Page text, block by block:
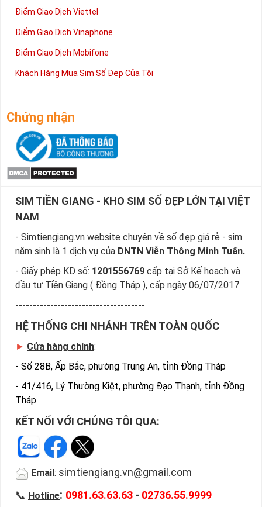
Điểm Giao Dịch Viettel
Điểm Giao Dịch Vinaphone
Điểm Giao Dịch Mobifone
Khách Hàng Mua Sim Số Đẹp Của Tôi
Chứng nhận
SIM TIỀN GIANG - KHO SIM SỐ ĐẸP LỚN TẠI VIỆT
NAM
- Simtiengiang.vn website chuyên về số đẹp giá rẻ - sim
năm sinh là 1 dịch vụ của DNTN Viễn Thông Minh Tuấn.
- Giấy phép KD số: 1201556769 cấp tại Sở Kế hoạch và
đầu tư Tiền Giang ( Đồng Tháp ), cấp ngày 06/07/2017
-------------------------------------
HỆ THỐNG CHI NHÁNH TRÊN TOÀN QUỐC
► Cửa hàng chính:
- Số 28B, Ấp Bắc, phường Trung An, tỉnh Đồng Tháp
- 41/416, Lý Thường Kiệt, phường Đạo Thạnh, tỉnh Đồng
Tháp
KẾT NỐI VỚI CHÚNG TÔI QUA:
Email: simtiengiang.vn@gmail.com
📞 Hotline: 0981.63.63.63 - 02736.55.9999